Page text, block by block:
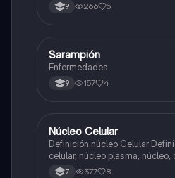
9 266 5
Biologia
Sarampión
Enfermedades
9 157 4
Biologia
Núcleo Celular
Definición núcleo Celular Definición de: Membrana
celular, núcleo plasma,
Interfase Fases de la interfase
7 377 8